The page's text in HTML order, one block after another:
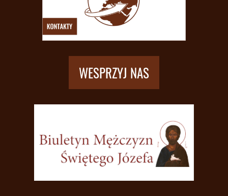
WESPRZYJ NAS